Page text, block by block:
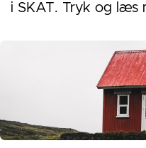
i SKAT. Tryk og læs